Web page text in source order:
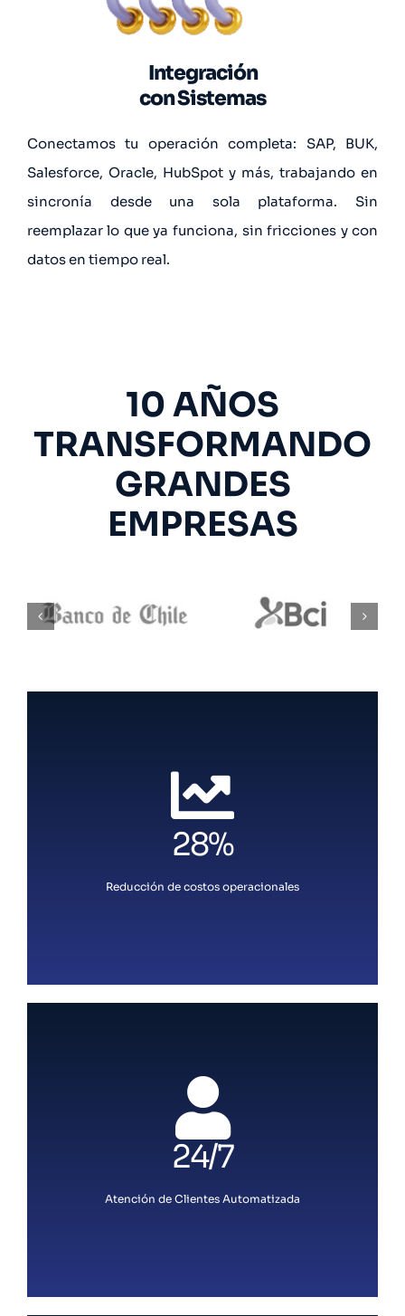
Integración
con Sistemas
Conectamos tu operación completa: SAP, BUK,
Salesforce, Oracle, HubSpot y más, trabajando en
sincronía desde una sola plataforma. Sin
reemplazar lo que ya funciona, sin fricciones y con
datos en tiempo real.
10 AÑOS
TRANSFORMANDO
GRANDES
EMPRESAS
28%
Reducción de costos operacionales
24/7
Atención de Clientes Automatizada